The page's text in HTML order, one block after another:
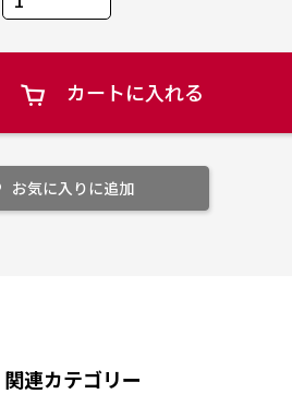
カートに入れる
お気に入りに追加
関連カテゴリー